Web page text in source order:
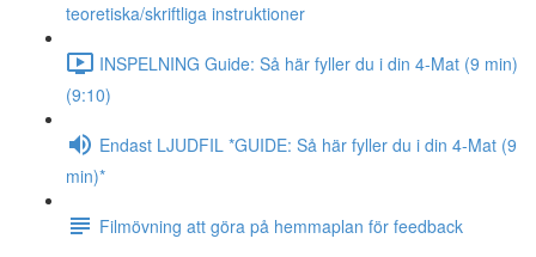
teoretiska/skriftliga instruktioner
INSPELNING Guide: Så här fyller du i din 4-Mat (9 min)
(9:10)
Endast LJUDFIL *GUIDE: Så här fyller du i din 4-Mat (9
min)*
Filmövning att göra på hemmaplan för feedback